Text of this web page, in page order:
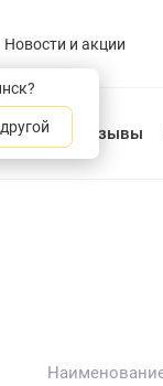
Новости и акции
О нас Отзывы